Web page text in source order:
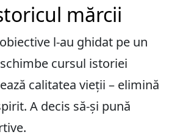
mărcii
l-au ghidat pe un
cursul istoriei
calitatea vieții – elimină
A decis să-și pună